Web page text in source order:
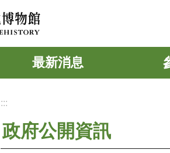
最新消息
:::
政府公開資訊